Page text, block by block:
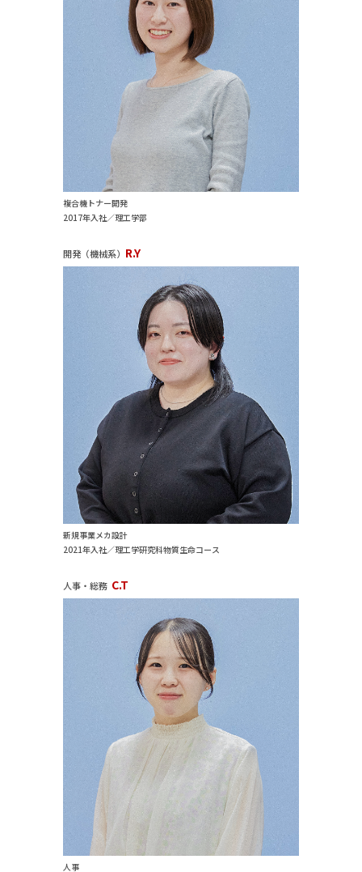
複合機トナー開発
2017年入社／理工学部
開発（機械系） R.Y
新規事業メカ設計
2021年入社／理工学研究科物質生命コース
人事・総務 C.T
人事